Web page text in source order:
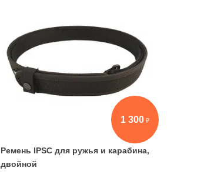
1 300
Ремень IPSC для ружья и карабина,
двойной